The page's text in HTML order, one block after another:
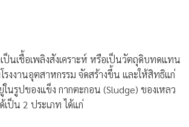
นเชื้อเพลิงสังเคราะห์ หรือเป็นวัตถุดิบทดแทน
รงงานอุตสาหกรรม จัดสร้างขึ้น และให้สิทธิแก่
นรูปของแข็ง กากตะกอน (Sludge) ของเหลว
ป็น 2 ประเภท ได้แก่